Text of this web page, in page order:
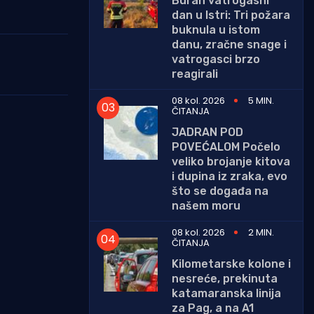
dan u Istri: Tri požara
buknula u istom
danu, zračne snage i
vatrogasci brzo
reagirali
08 kol. 2026
5 MIN.
ČITANJA
JADRAN POD
POVEĆALOM Počelo
veliko brojanje kitova
i dupina iz zraka, evo
što se događa na
našem moru
08 kol. 2026
2 MIN.
ČITANJA
Kilometarske kolone i
nesreće, prekinuta
katamaranska linija
za Pag, a na A1